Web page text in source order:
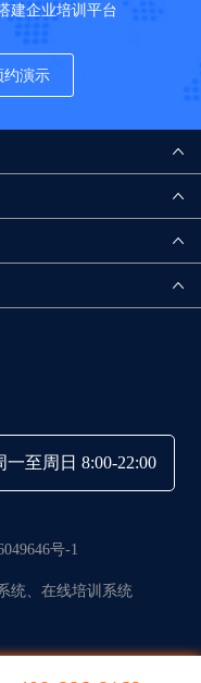
建企业培训平台
约演示
一至周日 8:00-22:00
号-1
统、在线培训系统